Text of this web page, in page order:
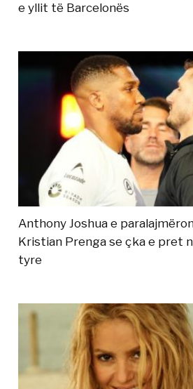
e yllit të Barcelonës
Anthony Joshua e
Kristian Prenga se çka e pret
tyre